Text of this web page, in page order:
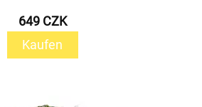
649 CZK
Kaufen